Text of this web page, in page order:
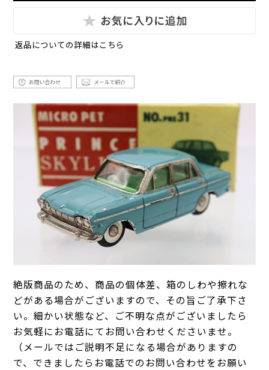
返品についての詳細はこちら
絶版商品のため、商品の個体差、箱のしわや擦れな
どがある場合がございますので、その旨ご了承下さ
い。細かい状態など、ご不明な点がございましたら
お気軽にお電話にてお問い合わせくださいませ。
（メールではご説明不足になる場合がありますの
で、できましたらお電話でのお問い合わせをお願い